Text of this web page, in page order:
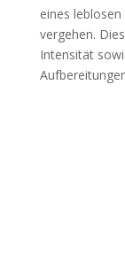
eines
vergehen.
Intensität